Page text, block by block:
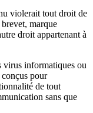
violerait tout droit de
marque
droit appartenant à
virus informatiques ou
pour
de tout
sans que